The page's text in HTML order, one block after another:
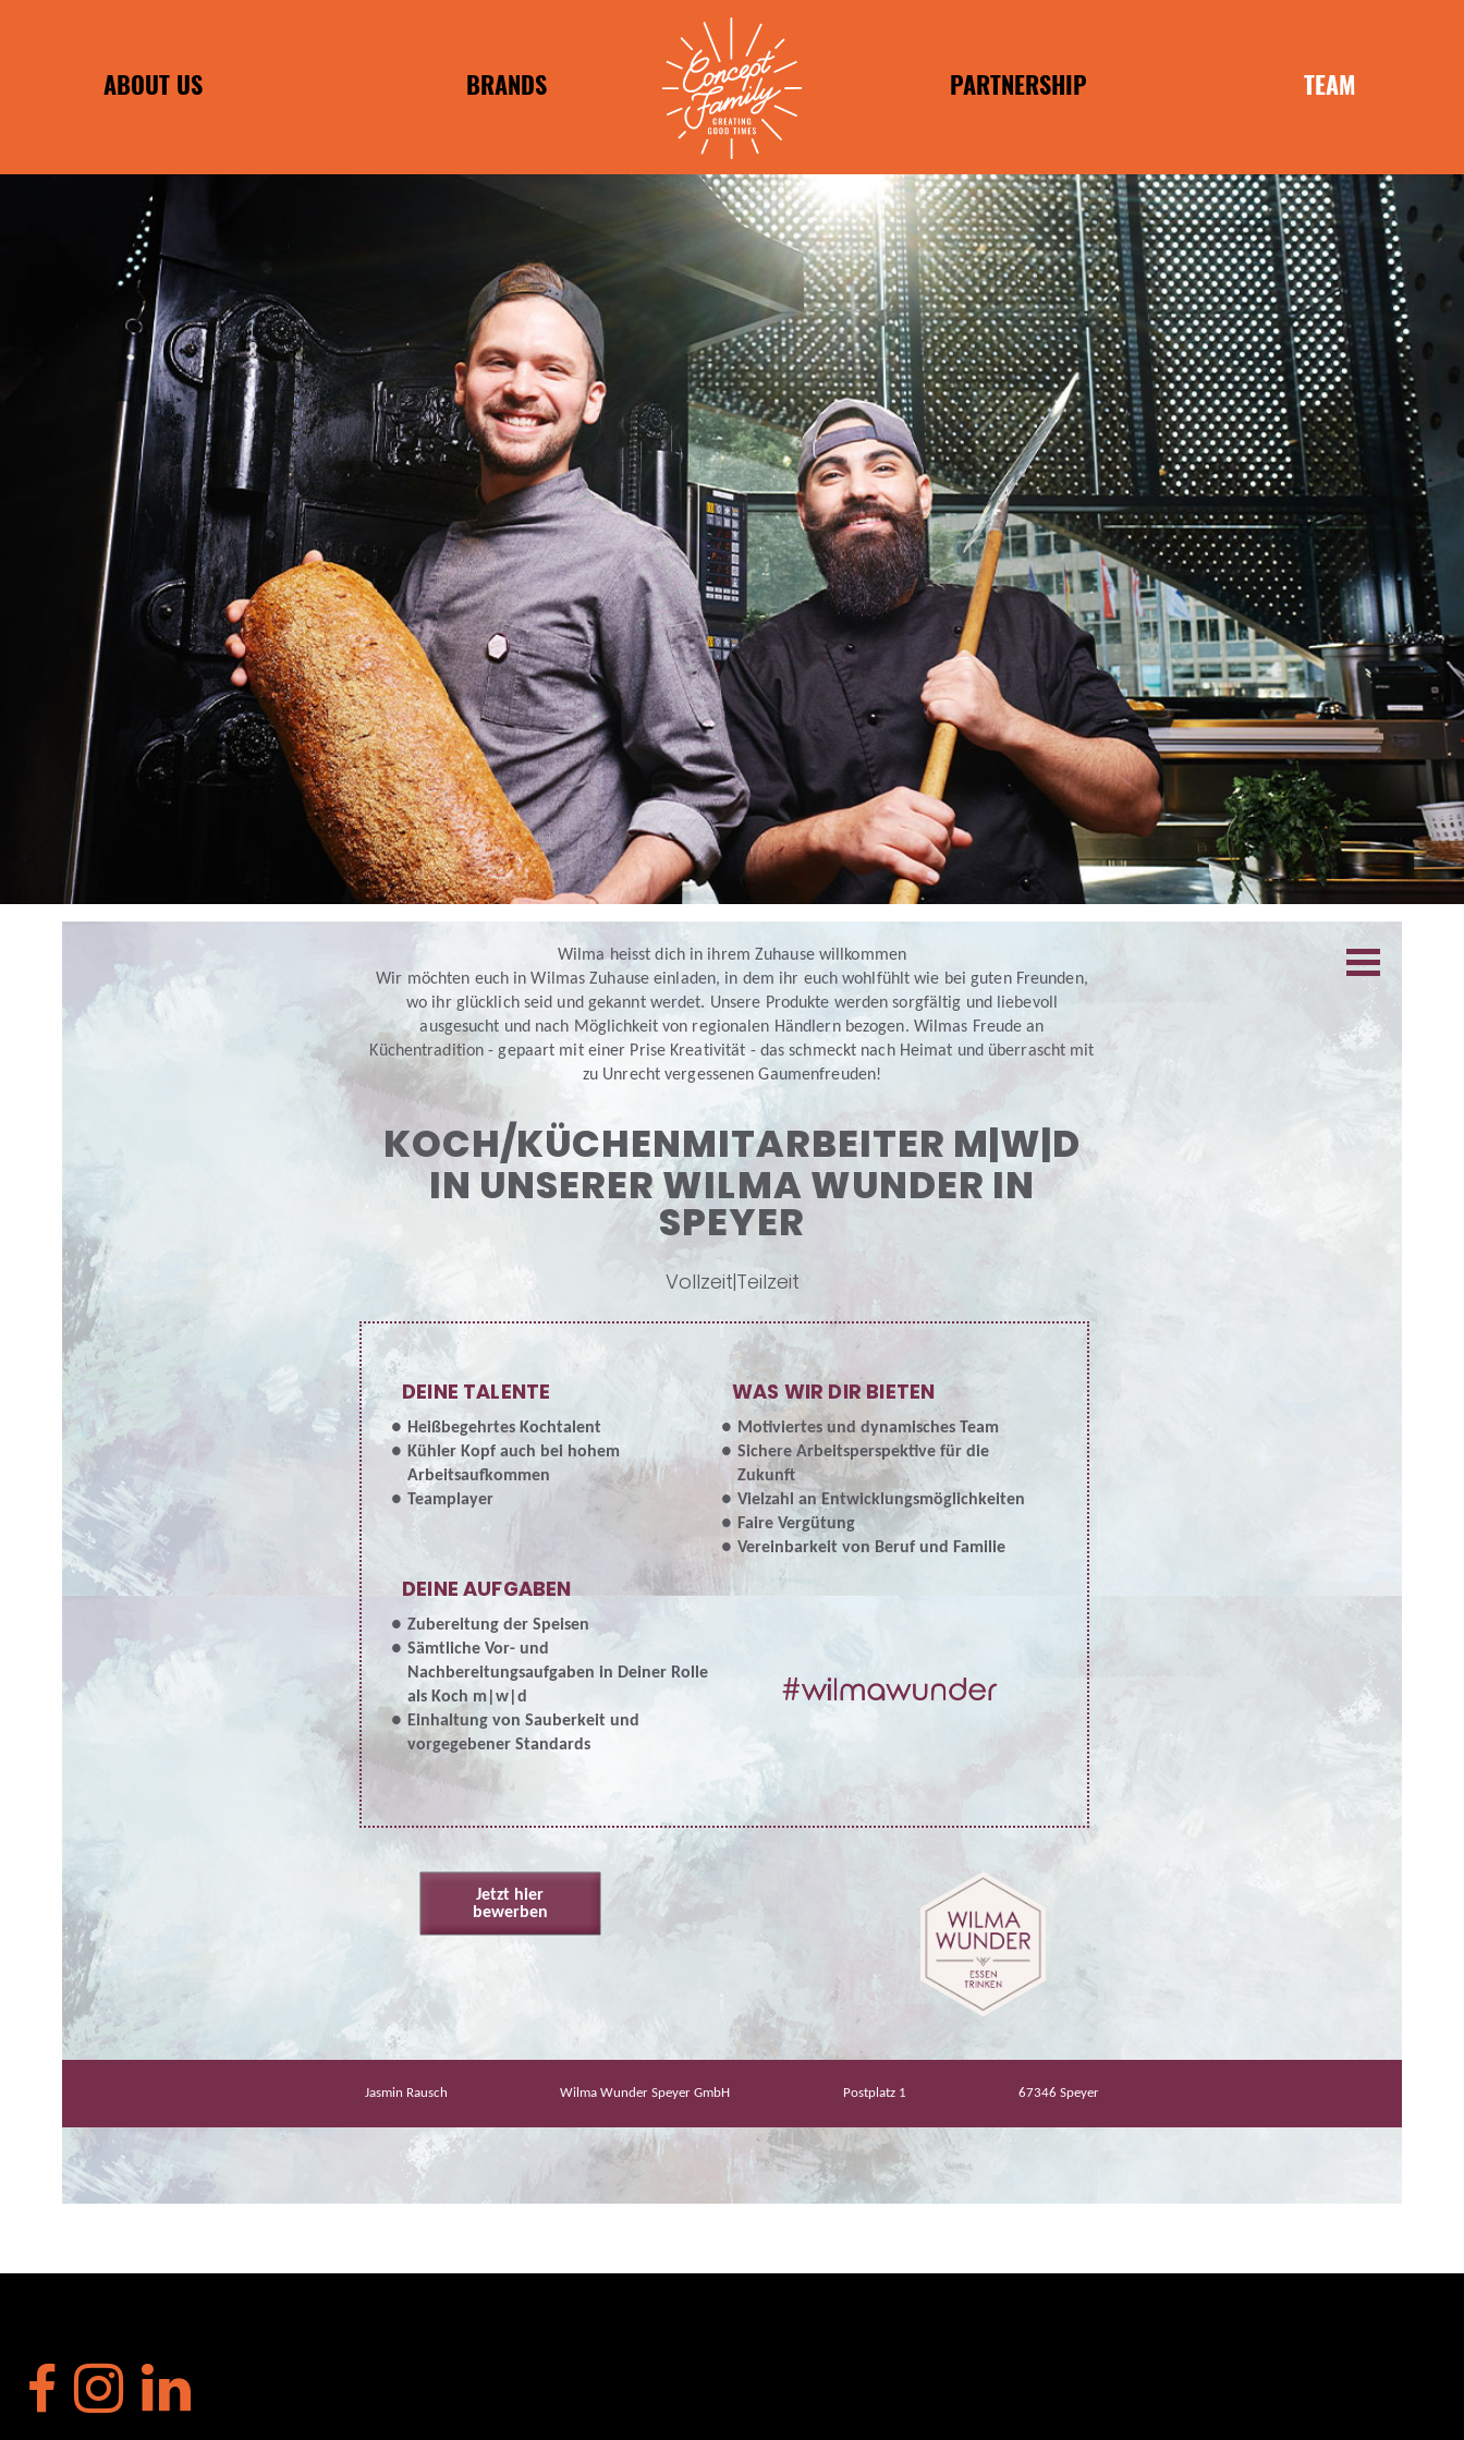
ABOUT US BRANDS
APOSTO
EAT TASTY
HEESH
PEPE
POMMES FREUNDE
WILMA WUNDER
WIRTSHAUS FREUNDE
INDIVIDUAL BRANDS
PARTNERSHIP
IMMOBILIEN
TEAM
DRUCKEN
SENDEN
Wilma heisst dich in ihrem Zuhause willkommen
Wir möchten euch in Wilmas Zuhause einladen, in dem ihr euch wohlfühlt wie bei guten Freunden,
wo ihr glücklich seid und gekannt werdet. Unsere Produkte werden sorgfältig und liebevoll
ausgesucht und nach Möglichkeit von regionalen Händlern bezogen. Wilmas Freude an
Küchentradition - gepaart mit einer Prise Kreativität - das schmeckt nach Heimat und überrascht mit
zu Unrecht vergessenen Gaumenfreuden!
KOCH/KÜCHENMITARBEITER M|W|D
IN UNSERER WILMA WUNDER IN
SPEYER
Vollzeit|Teilzeit
DEINE TALENTE
Heißbegehrtes Kochtalent
Kühler Kopf auch bei hohem
Arbeitsaufkommen
Teamplayer
WAS WIR DIR BIETEN
Motiviertes und dynamisches Team
Sichere Arbeitsperspektive für die
Zukunft
Vielzahl an Entwicklungsmöglichkeiten
Faire Vergütung
Vereinbarkeit von Beruf und Familie
DEINE AUFGABEN
Zubereitung der Speisen
Sämtliche Vor- und
Nachbereitungsaufgaben in Deiner Rolle
als Koch m|w|d
Einhaltung von Sauberkeit und
vorgegebener Standards
Jetzt hier
bewerben
Jasmin Rausch Wilma Wunder Speyer GmbH Postplatz 1 67346 Speyer